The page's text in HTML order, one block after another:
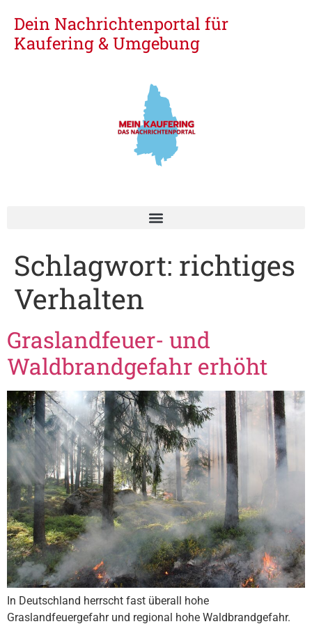
Dein Nachrichtenportal für
Kaufering & Umgebung
Schlagwort: richtiges
Verhalten
Graslandfeuer- und
Waldbrandgefahr erhöht
In Deutschland herrscht fast überall hohe
Graslandfeuergefahr und regional hohe Waldbrandgefahr.